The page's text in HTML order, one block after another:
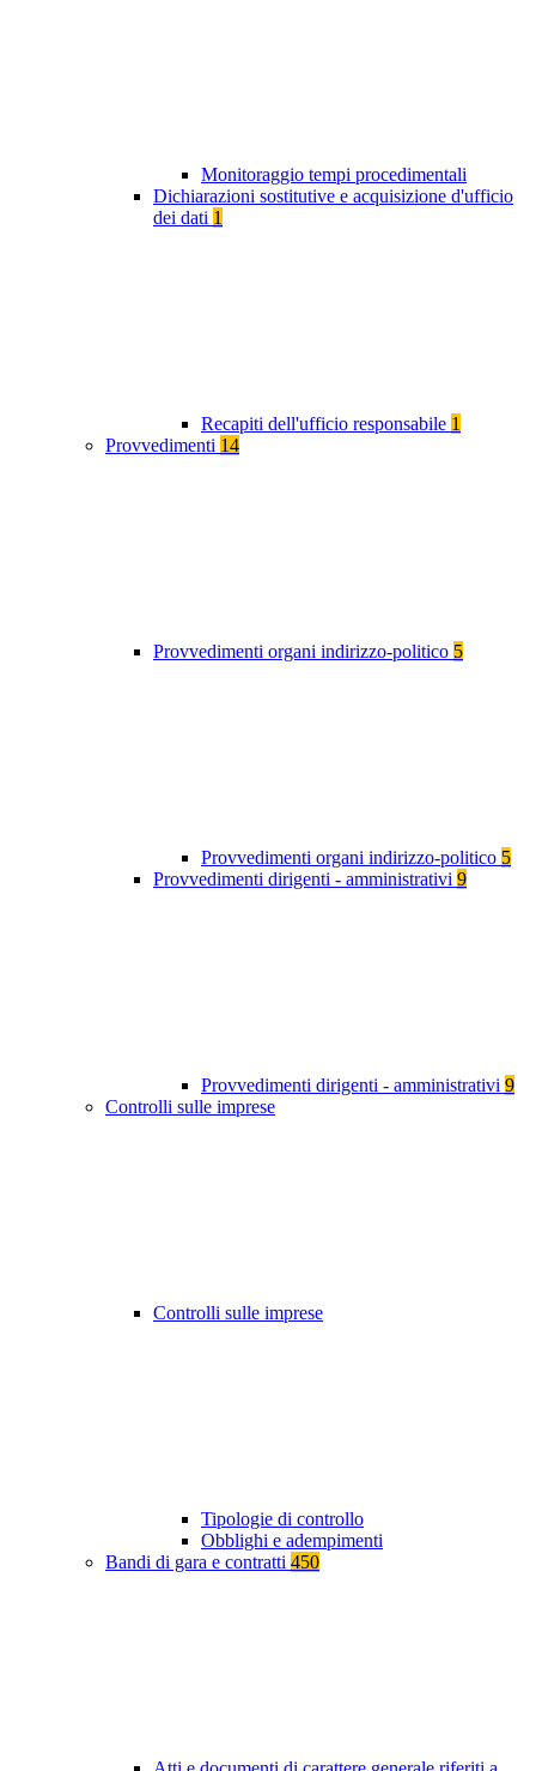
Monitoraggio tempi procedimentali
Dichiarazioni sostitutive e acquisizione d'ufficio
dei dati 1
Recapiti dell'ufficio responsabile 1
Provvedimenti 14
Provvedimenti organi indirizzo-politico 5
Provvedimenti organi indirizzo-politico 5
Provvedimenti dirigenti - amministrativi 9
Provvedimenti dirigenti - amministrativi 9
Controlli sulle imprese
Controlli sulle imprese
Tipologie di controllo
Obblighi e adempimenti
Bandi di gara e contratti 450